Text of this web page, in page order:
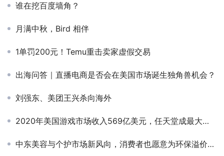
谁在挖百度墙角？
月满中秋，Bird 相伴
1单罚200元！Temu重击卖家虚假交易
出海问答｜直播电商是否会在美国市场诞生独角兽机会？
刘强东、美团王兴杀向海外
2020年美国游戏市场收入569亿美元，任天堂成最大赢家
中东美容与个护市场新风向，消费者也愿意为环保溢价买单？